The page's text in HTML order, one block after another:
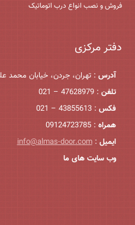
فروش و نصب انواع درب اتوماتیک
دفتر مرکزی
آدرس : تهران، جردن، خیابان محمد علی
تلفن : 47628979 – 021
فکس : 43855613 – 021
همراه : 09124723785
ایمیل :
info@almas-door.com
وب سایت های ما